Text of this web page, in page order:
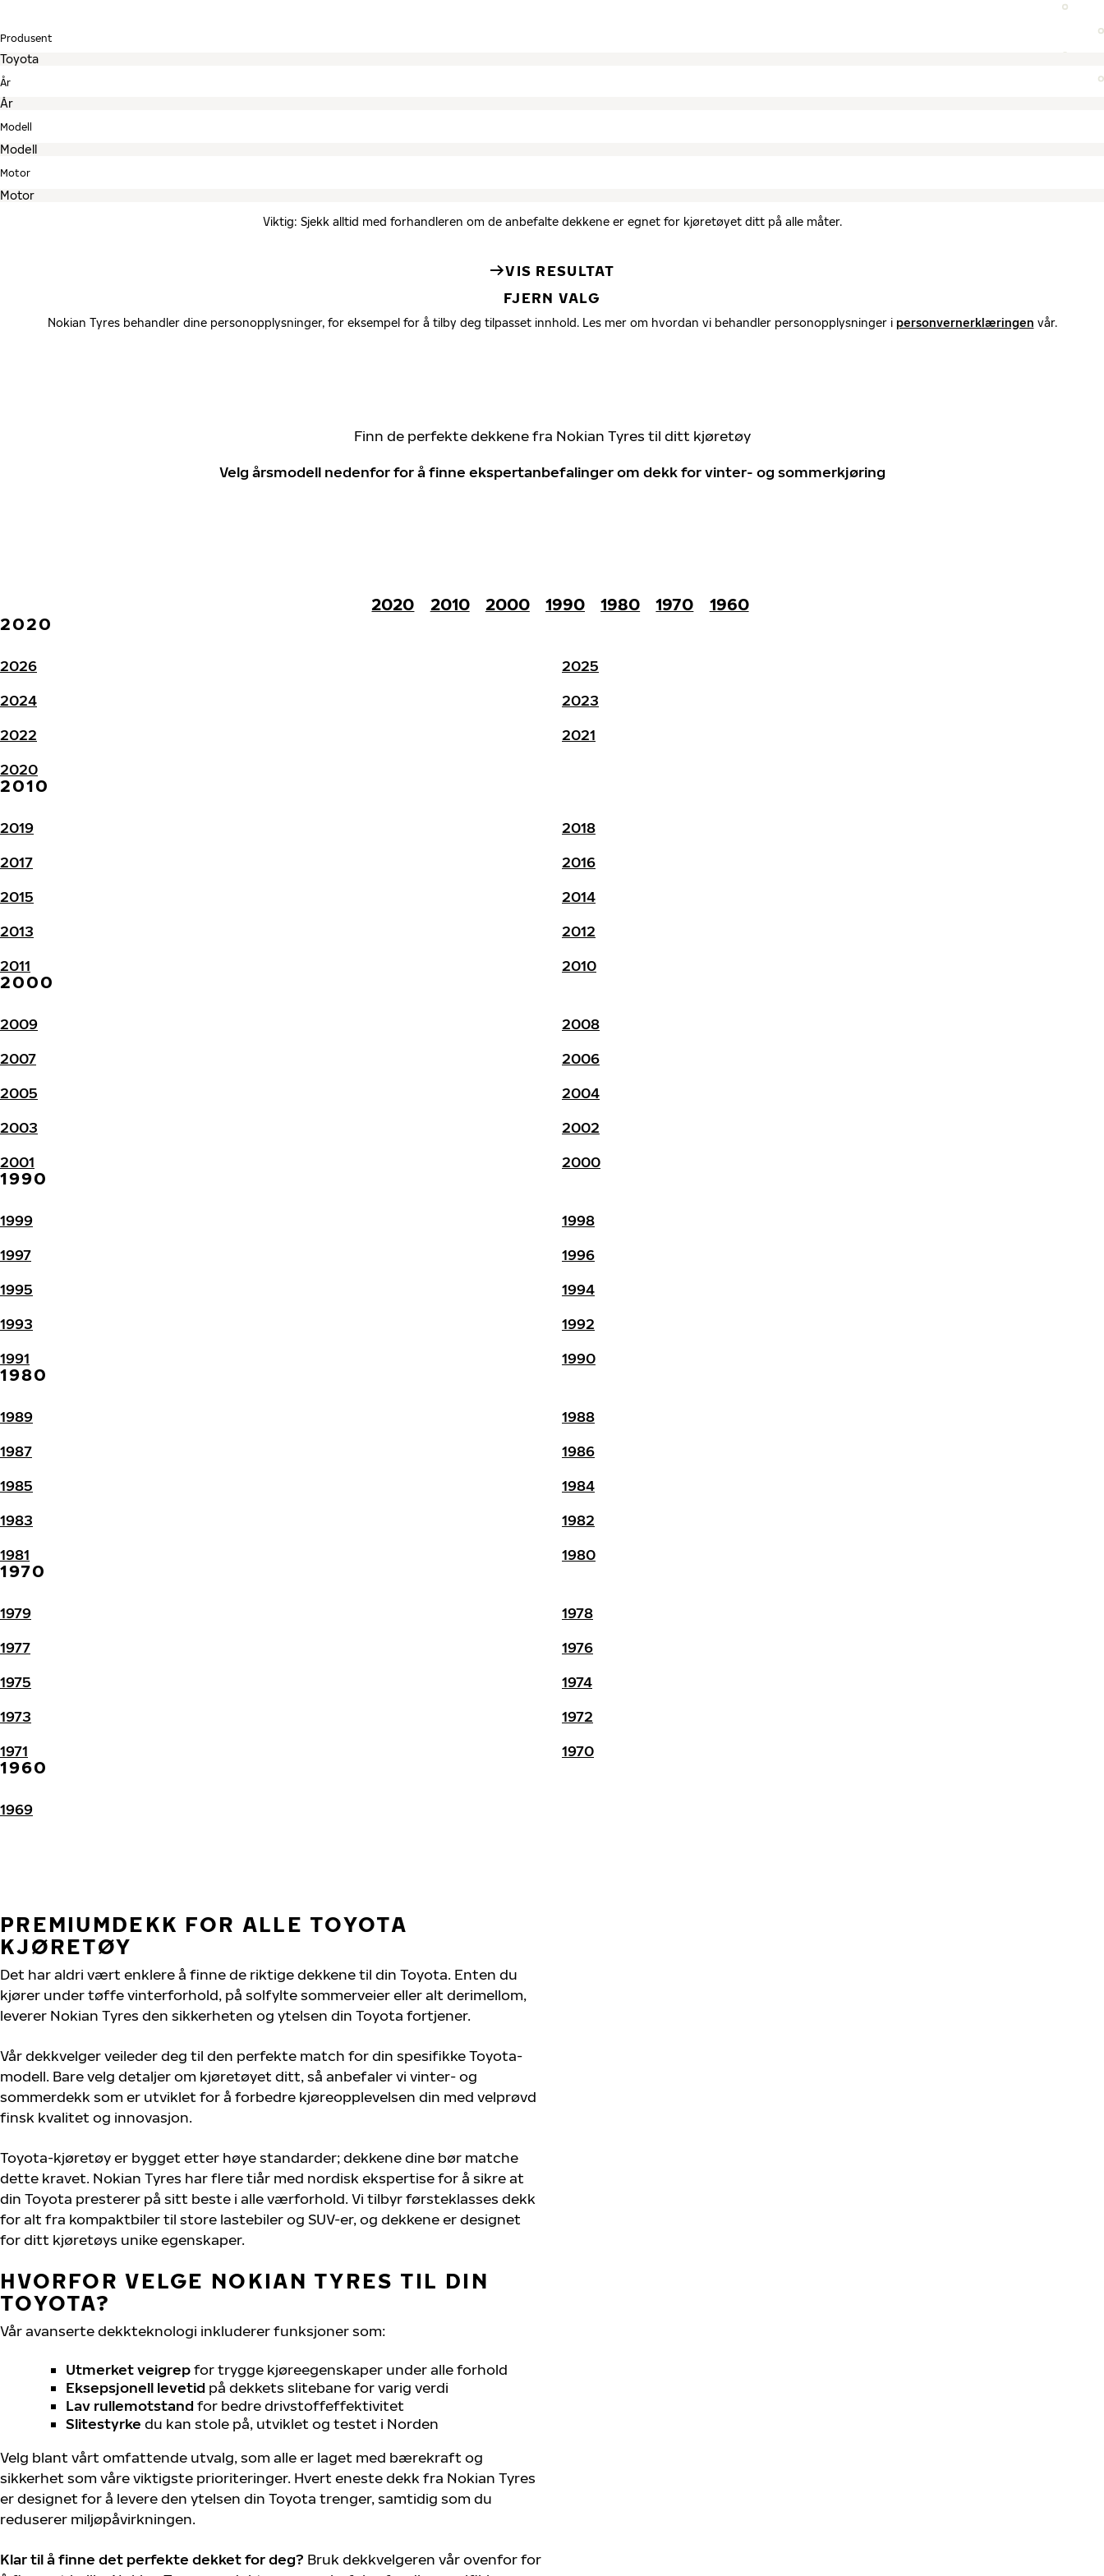
Produsent
År
Modell
Motor
Viktig: Sjekk alltid med forhandleren om de anbefalte dekkene er egnet for kjøretøyet ditt på alle måter.
VIS RESULTAT
FJERN VALG
Nokian Tyres behandler dine personopplysninger, for eksempel for å tilby deg tilpasset innhold. Les mer om hvordan vi behandler personopplysninger i personvernerklæringen vår.
Finn de perfekte dekkene fra Nokian Tyres til ditt kjøretøy
Velg årsmodell nedenfor for å finne ekspertanbefalinger om dekk for vinter- og sommerkjøring
2020 2010 2000 1990 1980 1970
1960
2020
2026
2025
2024
2023
2022
2021
2020
2010
2019
2018
2017
2016
2015
2014
2013
2012
2011
2010
2000
2009
2008
2007
2006
2005
2004
2003
2002
2001
2000
1990
1999
1998
1997
1996
1995
1994
1993
1992
1991
1990
1980
1989
1988
1987
1986
1985
1984
1983
1982
1981
1980
1970
1979
1978
1977
1976
1975
1974
1973
1972
1971
1970
1960
1969
PREMIUMDEKK FOR ALLE TOYOTA
KJØRETØY
Det har aldri vært enklere å finne de riktige dekkene til din Toyota. Enten du
kjører under tøffe vinterforhold, på solfylte sommerveier eller alt derimellom,
leverer Nokian Tyres den sikkerheten og ytelsen din Toyota fortjener.
Vår dekkvelger veileder deg til den perfekte match for din spesifikke Toyota-
modell. Bare velg detaljer om kjøretøyet ditt, så anbefaler vi vinter- og
sommerdekk som er utviklet for å forbedre kjøreopplevelsen din med velprøvd
finsk kvalitet og innovasjon.
Toyota-kjøretøy er bygget etter høye standarder; dekkene dine bør matche
dette kravet. Nokian Tyres har flere tiår med nordisk ekspertise for å sikre at
din Toyota presterer på sitt beste i alle værforhold. Vi tilbyr førsteklasses dekk
for alt fra kompaktbiler til store lastebiler og SUV-er, og dekkene er designet
for ditt kjøretøys unike egenskaper.
HVORFOR VELGE NOKIAN TYRES TIL DIN
TOYOTA?
Vår avanserte dekkteknologi inkluderer funksjoner som:
Utmerket veigrepfor trygge kjøreegenskaper under alle forhold
Eksepsjonell levetid på dekkets slitebane for varig verdi
Lav rullemotstand for bedre drivstoffeffektivitet
Slitestyrke du kan stole på, utviklet og testet i Norden
Velg blant vårt omfattende utvalg, som alle er laget med bærekraft og
sikkerhet som våre viktigste prioriteringer. Hvert eneste dekk fra Nokian Tyres
er designet for å levere den ytelsen din Toyota trenger, samtidig som du
reduserer miljøpåvirkningen.
Klar til å finne det perfekte dekket for deg? Bruk dekkvelgeren vår ovenfor for